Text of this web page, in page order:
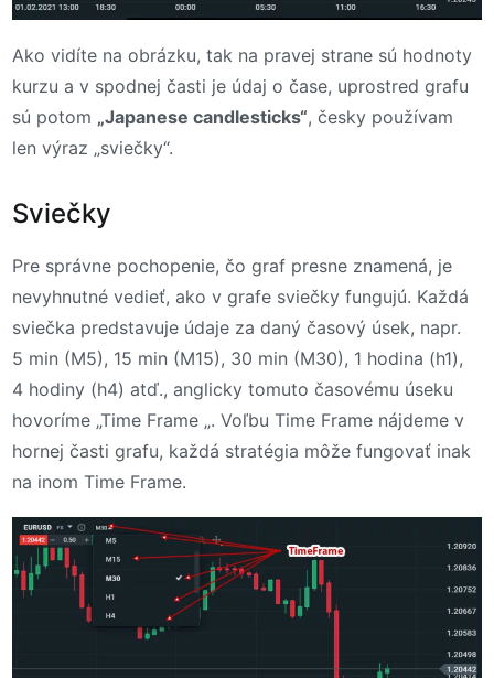
Ako vidíte na obrázku, tak na pravej strane sú hodnoty
kurzu a v spodnej časti je údaj o čase, uprostred grafu
sú potom „Japanese candlesticks“, česky používam
len výraz „sviečky“.
Sviečky
Pre správne pochopenie, čo graf presne znamená, je
nevyhnutné vedieť, ako v grafe sviečky fungujú. Každá
sviečka predstavuje údaje za daný časový úsek, napr.
5 min (M5), 15 min (M15), 30 min (M30), 1 hodina (h1),
4 hodiny (h4) atď., anglicky tomuto časovému úseku
hovoríme „Time Frame „. Voľbu Time Frame nájdeme v
hornej časti grafu, každá stratégia môže fungovať inak
na inom Time Frame.